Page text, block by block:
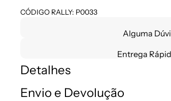
CÓDIGO RALLY: P0033
Alguma
Entrega
Detalhes
Envio e Devolução